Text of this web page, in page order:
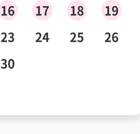
16 17 18
19
23 24 25
26
30